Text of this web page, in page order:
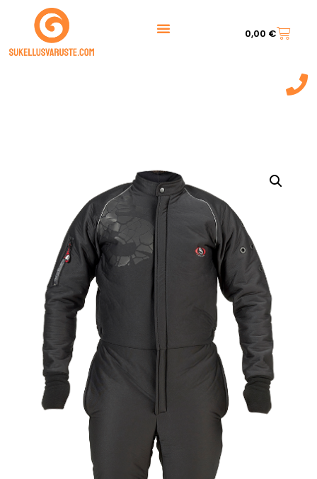
0,00 €